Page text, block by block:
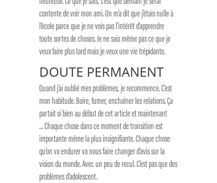
contente de voir mon ami. On m’a dit que j’étais nulle à
l’école parce que je ne vois pas l’intérêt d’apprendre
toute sortes de choses. Je ne sais même pas ce que je
veux faire plus tard mais je veux une vie trépidante.
DOUTE PERMANENT
Quand j’ai oublié mes problèmes, je recommence. C’est
mon habitude. Boire, fumer, enchaîner les relations. Ça
partait si bien au début de cet article et maintenant
…Chaque chose dans ce moment de transition est
importante même la plus insignifiante.Chaque chose
qu’on va endurer va nous faire changer d’avis sur la
vision du monde.Avec un peu de recul. C’est pas que des
problèmes d’adolescent.